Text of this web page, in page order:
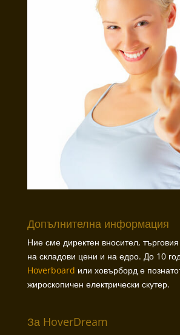
Допълнителна информация
Ние сме директен вносител,
на складови цени и на едро. До 10
Hoverboard или ховърборд е
жироскопичен електрически скутер.
За HoverDream